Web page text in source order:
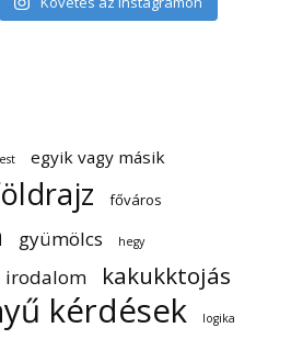
egyik vagy másik
főváros
gyümölcs hegy
irodalom kakukktojás
kérdések logika